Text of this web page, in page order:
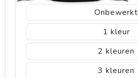
Onbewerkt
1
2
3